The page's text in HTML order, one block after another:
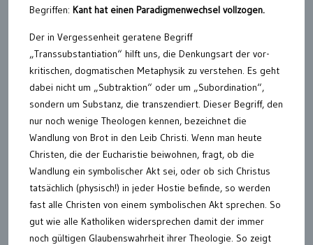
Begriffen: Kant hat einen Paradigmenwechsel vollzogen.
Der in Vergessenheit geratene Begriff
„Transsubstantiation“ hilft uns, die Denkungsart der vor-
kritischen, dogmatischen Metaphysik zu verstehen. Es geht
dabei nicht um „Subtraktion“ oder um „Subordination“,
sondern um Substanz, die transzendiert. Dieser Begriff, den
nur noch wenige Theologen kennen, bezeichnet die
Wandlung von Brot in den Leib Christi. Wenn man heute
Christen, die der Eucharistie beiwohnen, fragt, ob die
Wandlung ein symbolischer Akt sei, oder ob sich Christus
tatsächlich (physisch!) in jeder Hostie befinde, so werden
fast alle Christen von einem symbolischen Akt sprechen. So
gut wie alle Katholiken widersprechen damit der immer
noch gültigen Glaubenswahrheit ihrer Theologie. So zeigt